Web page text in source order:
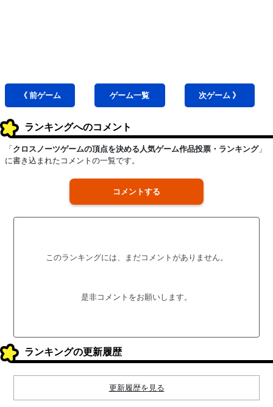
《 前ゲーム ゲーム一覧 次ゲーム 》
ランキングへのコメント
「 クロスノーツゲームの頂点を決める人気ゲーム作品投票・ランキング」
に書き込まれたコメントの一覧です。
コメントする
このランキングには、まだコメントがありません。
是非コメントをお願いします。
ランキングの更新履歴
更新履歴を見る